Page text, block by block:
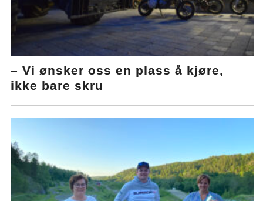
– Vi ønsker oss en plass å kjøre,
ikke bare skru